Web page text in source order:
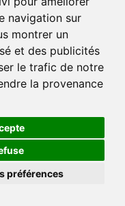
navigation sur
montrer un
et des publicités
le trafic de notre
la provenance
préférences
AJOUTER